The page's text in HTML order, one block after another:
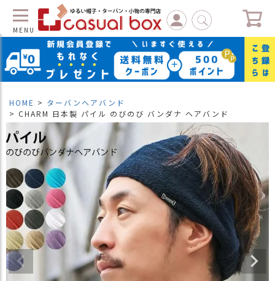
MENU
マ
イ
ペ
ー
ジ
（
新
規
会
員
登
録
HOME
ターバンヘアバンド
CHARM 日本製 パイル のびのび バンダナ ヘアバンド